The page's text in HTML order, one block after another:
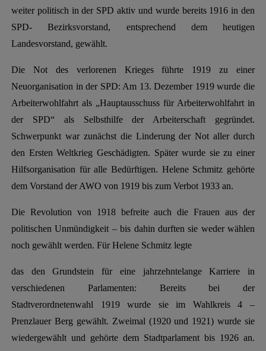
weiter politisch in der SPD aktiv und wurde bereits 1916 in den
SPD- Bezirksvorstand, entsprechend dem heutigen
Landesvorstand, gewählt.
Die Not des verlorenen Krieges führte 1919 zu einer
Neuorganisation in der SPD: Am 13. Dezember 1919 wurde die
Arbeiterwohlfahrt als „Hauptausschuss für Arbeiterwohlfahrt in
der SPD“ als Selbsthilfe der Arbeiterschaft gegründet.
Schwerpunkt war zunächst die Linderung der Not aller durch
den Ersten Weltkrieg Geschädigten. Später wurde sie zu einer
Hilfsorganisation für alle Bedürftigen. Helene Schmitz gehörte
dem Vorstand der AWO von 1919 bis zum Verbot 1933 an.
Die Revolution von 1918 befreite auch die Frauen aus der
politischen Unmündigkeit – bis dahin durften sie weder wählen
noch gewählt werden. Für Helene Schmitz legte
das den Grundstein für eine jahrzehntelange Karriere in
verschiedenen Parlamenten: Bereits bei der
Stadtverordnetenwahl 1919 wurde sie im Wahlkreis 4 –
Prenzlauer Berg gewählt. Zweimal (1920 und 1921) wurde sie
wiedergewählt und gehörte dem Stadtparlament bis 1926 an.